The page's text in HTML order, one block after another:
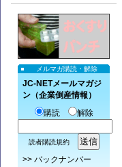
メルマガ購読・解除
JC-NETメールマガジ
ン（企業倒産情報）
購読
解除
読者購読規約
>> バックナンバー